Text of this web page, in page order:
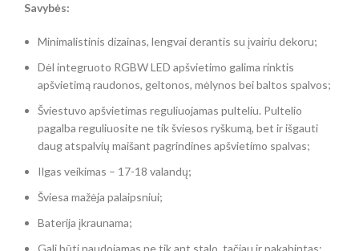
Savybės:
Minimalistinis dizainas, lengvai derantis su įvairiu dekoru;
Dėl integruoto RGBW LED apšvietimo galima rinktis
apšvietimą raudonos, geltonos, mėlynos bei baltos spalvos;
Šviestuvo apšvietimas reguliuojamas pulteliu. Pultelio
pagalba reguliuosite ne tik šviesos ryškumą, bet ir išgauti
daug atspalvių maišant pagrindines apšvietimo spalvas;
Ilgas veikimas – 17-18 valandų;
Šviesa mažėja palaipsniui;
Baterija įkraunama;
Gali būti naudojamas ne tik ant stalo, tačiau ir pakabintas;